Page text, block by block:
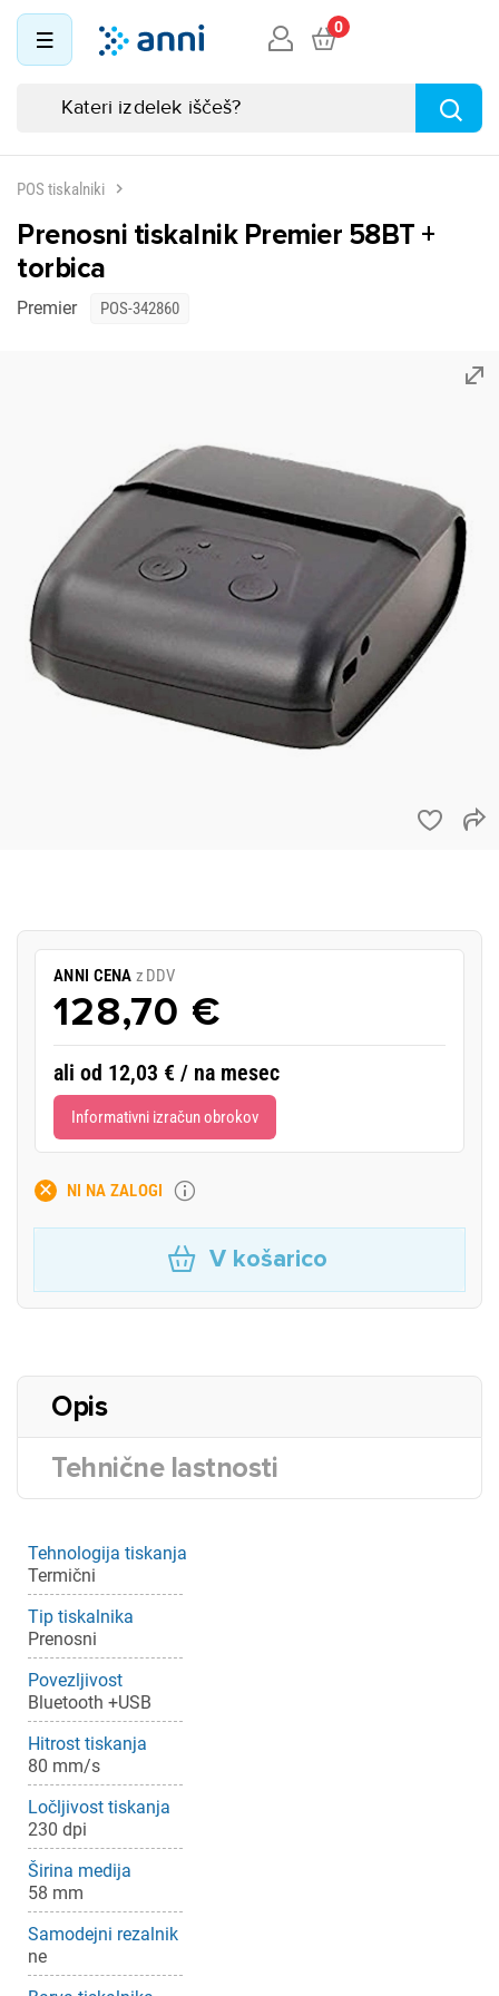
0
POS tiskalniki
Prenosni tiskalnik Premier 58BT +
torbica
Premier POS-342860
ANNI CENA z DDV
128,70 €
ali od 12,03 € / na mesec
Informativni izračun obrokov
NI NA ZALOGI
V košarico
Opis
Tehnične lastnosti
Tehnologija tiskanja
Termični
Tip tiskalnika
Prenosni
Povezljivost
Bluetooth +USB
Hitrost tiskanja
80 mm/s
Ločljivost tiskanja
230 dpi
Širina medija
58 mm
Samodejni rezalnik
ne